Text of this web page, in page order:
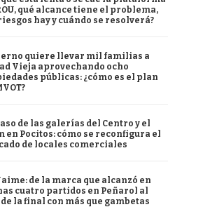
qué alcance tiene el problema,
hay y cuándo se resolverá?
quiere llevar mil familias a
Vieja aprovechando ocho
públicas: ¿cómo es el plan
de las galerías del Centro y el
en Pocitos: cómo se reconfigura el
de locales comerciales
de la marca que alcanzó en
cuatro partidos en Peñarol al
de la final con más que gambetas